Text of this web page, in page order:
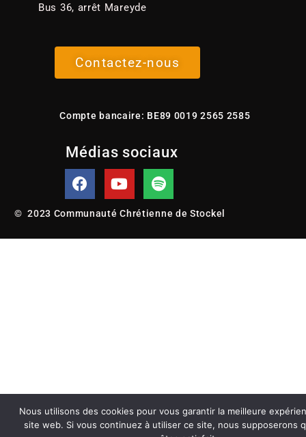
Bus 36, arrêt Mareyde
Contactez-nous
Compte bancaire: BE89 0019 2565 2585
Médias sociaux
© 2023 Communauté Chrétienne de Stockel
Nous utilisons des cookies pour vous garantir la meilleure
site web. Si vous continuez à utiliser ce site, nous supposerons